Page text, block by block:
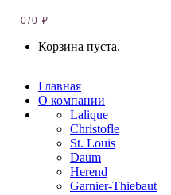
0/0₽
Корзина пуста.
Главная
О компании
Lalique
Christofle
St. Louis
Daum
Herend
Garnier-Thiebaut